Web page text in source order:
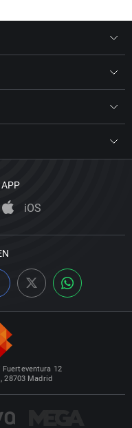
APP
iOS
Fuerteventura 12
28703 Madrid